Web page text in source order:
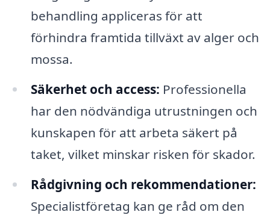
behandling appliceras för att
förhindra framtida tillväxt av alger och
mossa.
Säkerhet och access: Professionella
har den nödvändiga utrustningen och
kunskapen för att arbeta säkert på
taket, vilket minskar risken för skador.
Rådgivning och rekommendationer:
Specialistföretag kan ge råd om den